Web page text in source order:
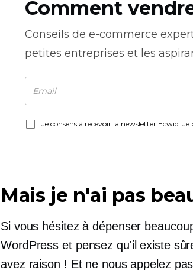
Comment
Conseils de e-commerce
petites entreprises et les
Je consens à recevoir la newsletter Ecwid.
Mais je n'ai pas
Si vous hésitez à dépenser
WordPress et pensez qu'il existe
avez raison ! Et ne nous appelez